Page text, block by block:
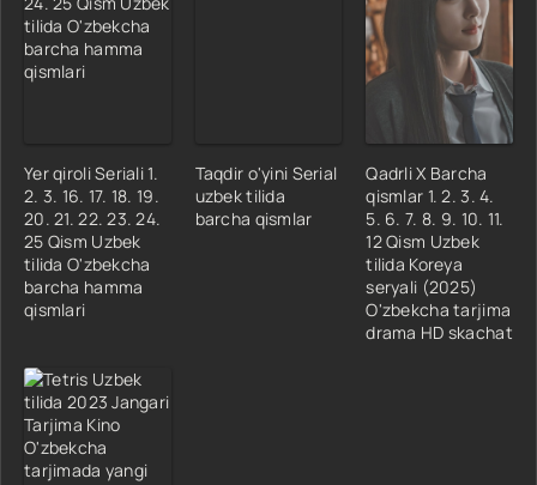
Yer qiroli Seriali 1.
2. 3. 16. 17. 18. 19.
20. 21. 22. 23. 24.
25 Qism Uzbek
tilida O'zbekcha
barcha hamma
qismlari
Taqdir o'yini Serial
uzbek tilida
barcha qismlar
Qadrli X Barcha
qismlar 1. 2. 3. 4.
5. 6. 7. 8. 9. 10. 11.
12 Qism Uzbek
tilida Koreya
seryali (2025)
O'zbekcha tarjima
drama HD skachat